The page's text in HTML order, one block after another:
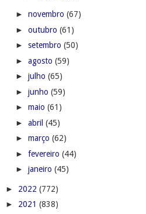
► novembro (67)
► outubro (61)
► setembro (50)
► agosto (59)
► julho (65)
► junho (59)
► maio (61)
► abril (45)
► março (62)
► fevereiro (44)
► janeiro (45)
► 2022 (772)
► 2021 (838)